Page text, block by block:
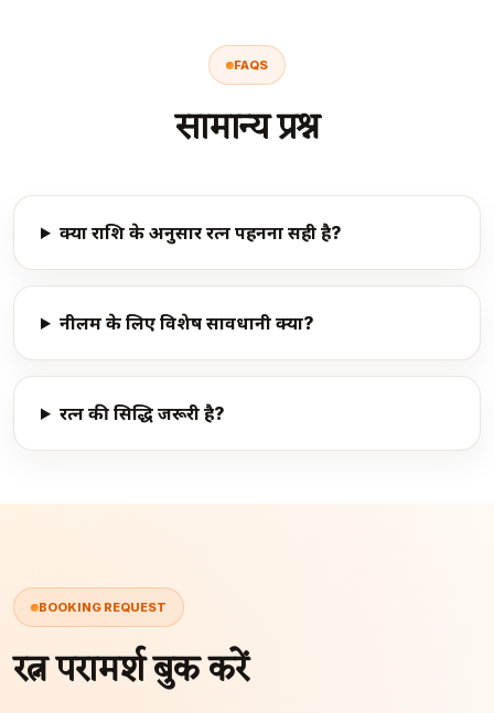
FAQS
सामान्य प्रश्न
क्या राशि के अनुसार रत्न पहनना सही है?
नीलम के लिए विशेष सावधानी क्यों?
रत्न की सिद्धि जरूरी है?
BOOKING REQUEST
रत्न परामर्श बुक करें